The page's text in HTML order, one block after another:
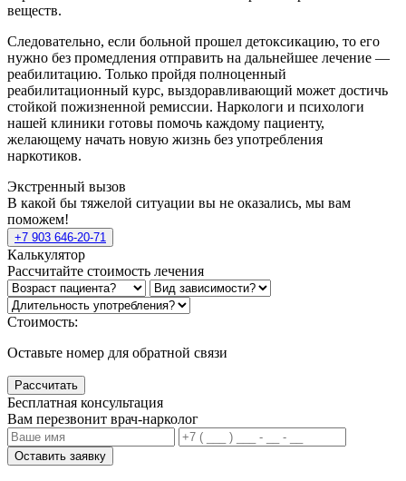
веществ.
Следовательно, если больной прошел детоксикацию, то его
нужно без промедления отправить на дальнейшее лечение —
реабилитацию. Только пройдя полноценный
реабилитационный курс, выздоравливающий может достичь
стойкой пожизненной ремиссии. Наркологи и психологи
нашей клиники готовы помочь каждому пациенту,
желающему начать новую жизнь без употребления
наркотиков.
Экстренный вызов
В какой бы тяжелой ситуации вы не оказались, мы вам
поможем!
+7 903 646-20-71
Калькулятор
Рассчитайте стоимость лечения
Стоимость:
Оставьте номер для обратной связи
Рассчитать
Бесплатная консультация
Вам перезвонит врач-нарколог
Оставить заявку